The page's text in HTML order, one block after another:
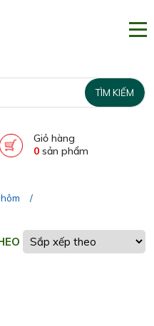
Giỏ hàng
0sản phẩm